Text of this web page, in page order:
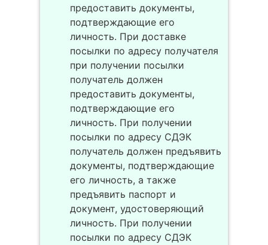
предоставить документы,
подтверждающие его
личность. При доставке
посылки по адресу получателя
при получении посылки
получатель должен
предоставить документы,
подтверждающие его
личность. При получении
посылки по адресу СДЭК
получатель должен предъявить
документы, подтверждающие
его личность, а также
предъявить паспорт и
документ, удостоверяющий
личность. При получении
посылки по адресу СДЭК